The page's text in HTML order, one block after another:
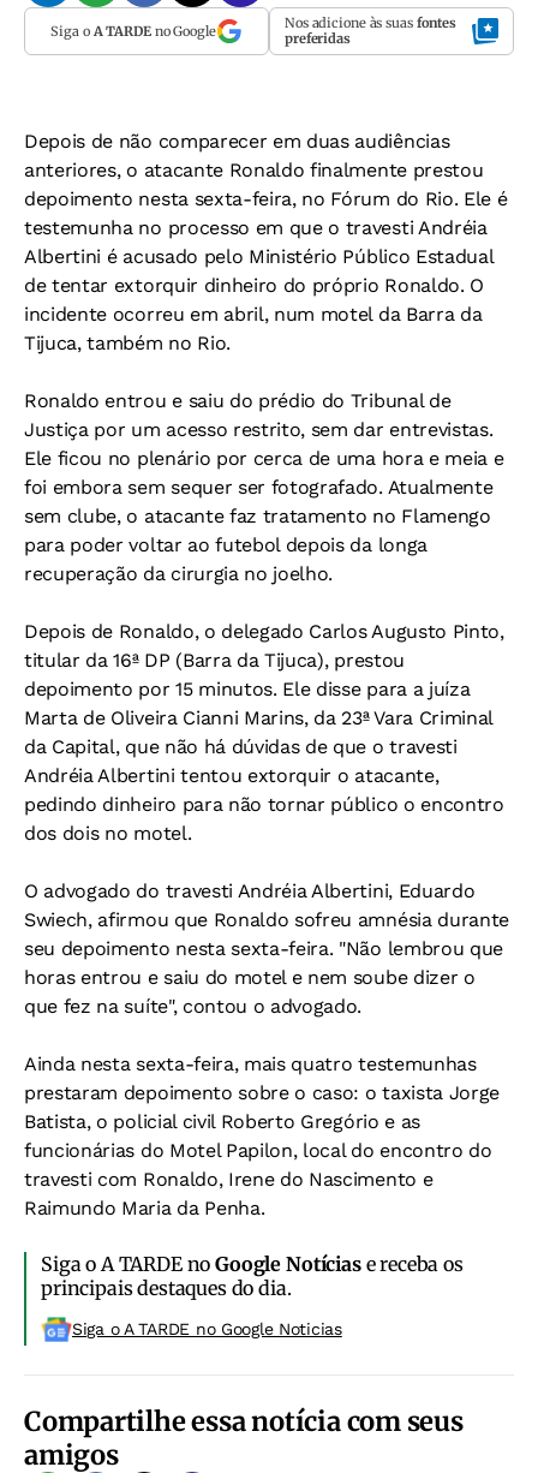
Siga o A TARDEno Google Nos adicione às suas fontes
preferidas
Depois de não comparecer em duas audiências
anteriores, o atacante Ronaldo finalmente prestou
depoimento nesta sexta-feira, no Fórum do Rio. Ele é
testemunha no processo em que o travesti Andréia
Albertini é acusado pelo Ministério Público Estadual
de tentar extorquir dinheiro do próprio Ronaldo. O
incidente ocorreu em abril, num motel da Barra da
Tijuca, também no Rio.
Ronaldo entrou e saiu do prédio do Tribunal de
Justiça por um acesso restrito, sem dar entrevistas.
Ele ficou no plenário por cerca de uma hora e meia e
foi embora sem sequer ser fotografado. Atualmente
sem clube, o atacante faz tratamento no Flamengo
para poder voltar ao futebol depois da longa
recuperação da cirurgia no joelho.
Depois de Ronaldo, o delegado Carlos Augusto Pinto,
titular da 16ª DP (Barra da Tijuca), prestou
depoimento por 15 minutos. Ele disse para a juíza
Marta de Oliveira Cianni Marins, da 23ª Vara Criminal
da Capital, que não há dúvidas de que o travesti
Andréia Albertini tentou extorquir o atacante,
pedindo dinheiro para não tornar público o encontro
dos dois no motel.
O advogado do travesti Andréia Albertini, Eduardo
Swiech, afirmou que Ronaldo sofreu amnésia durante
seu depoimento nesta sexta-feira. "Não lembrou que
horas entrou e saiu do motel e nem soube dizer o
que fez na suíte", contou o advogado.
Ainda nesta sexta-feira, mais quatro testemunhas
prestaram depoimento sobre o caso: o taxista Jorge
Batista, o policial civil Roberto Gregório e as
funcionárias do Motel Papilon, local do encontro do
travesti com Ronaldo, Irene do Nascimento e
Raimundo Maria da Penha.
Siga o A TARDE noGoogle Notíciase receba os
principais destaques do dia.
Siga o A TARDE no Google Noticias
Compartilhe essa notícia com seus
amigos